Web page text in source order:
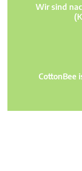
Wir sind
CottonBee